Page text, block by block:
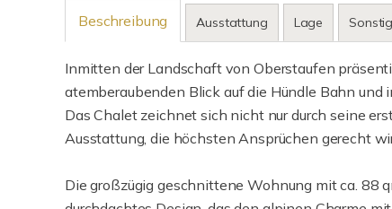
Beschreibung Ausstattung Lage
Inmitten der Landschaft von Oberstaufen
atemberaubenden Blick auf die Hündle Bahn und
Das Chalet zeichnet sich nicht nur durch seine
Ausstattung, die höchsten Ansprüchen gerecht
Die großzügig geschnittene Wohnung mit ca. 88